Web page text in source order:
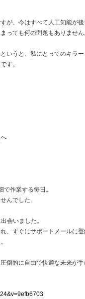
が、今はすべて人工知能が
っても何の問題もありません
いうと、私にとってのキラ
す。
作業する毎日。
んでした。
会いました。
、すぐにサポートメールに登
倒的に自由で快適な未来が